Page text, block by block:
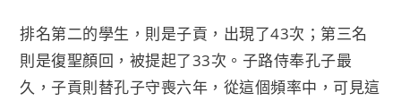
排名第二的學生，則是子貢，出現了43次；第三名
則是復聖顏回，被提起了33次。子路侍奉孔子最
久，子貢則替孔子守喪六年，從這個頻率中，可見這